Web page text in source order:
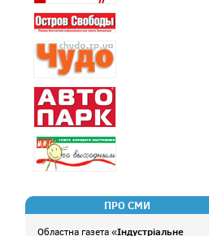
ПРО СМИ
Областна газета «Індустріальне